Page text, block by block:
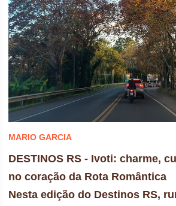
MARIO GARCIA
DESTINOS RS - Ivoti: charme,
no coração da Rota Romântica
Nesta edição do Destinos RS,